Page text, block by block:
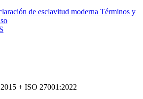
de esclavitud moderna Términos y
+ ISO 27001:2022